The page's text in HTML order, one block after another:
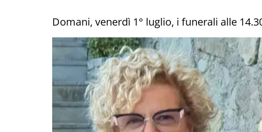
Domani, venerdì 1° luglio, i funerali alle